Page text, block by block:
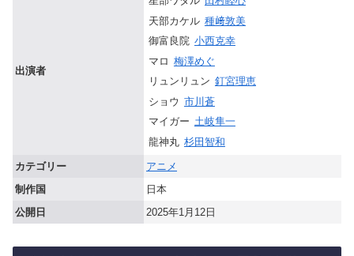
出演者
天部カケル 種﨑敦美
御富良院 小西克幸
マロ 梅澤めぐ
リュンリュン 釘宮理恵
ショウ 市川蒼
マイガー 土岐隼一
龍神丸 杉田智和
カテゴリー
アニメ
制作国
日本
公開日
2025年1月12日